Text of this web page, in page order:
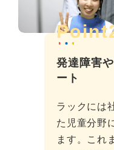
発達障害
ート
ラックには
た児童分野
ます。これ